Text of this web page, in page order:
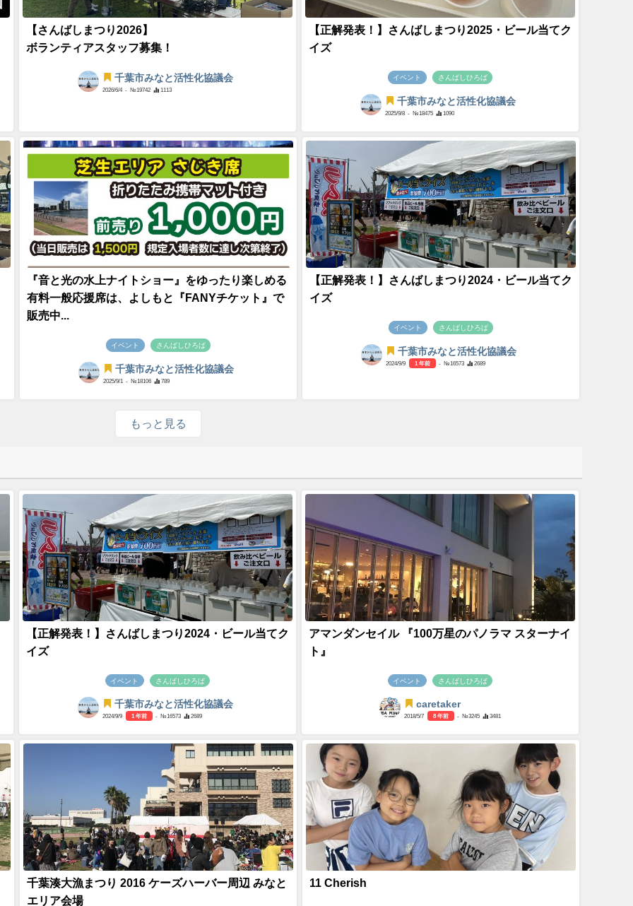
【さんばしまつり2026】
ボランティアスタッフ募集！
千葉市みなと活性化協議会
2026/6/4 - №19742 1113
【正解発表！】さんばしまつり2025・ビール当てク
イズ
イベント さんばしひろば
千葉市みなと活性化協議会
2025/9/8 - №18475 1090
『音と光の水上ナイトショー』をゆったり楽しめる
有料一般応援席は、よしもと『FANYチケット』で
販売中...
イベント さんばしひろば
千葉市みなと活性化協議会
2025/9/1 - №18106 789
【正解発表！】さんばしまつり2024・ビール当てク
イズ
イベント さんばしひろば
千葉市みなと活性化協議会
2024/9/9 1 年前 - №16573 2689
もっと見る
【正解発表！】さんばしまつり2024・ビール当てク
イズ
イベント さんばしひろば
千葉市みなと活性化協議会
2024/9/9 1 年前 - №16573 2689
アマンダンセイル 『100万星のパノラマ スターナイ
ト』
イベント さんばしひろば
caretaker
2018/5/7 8 年前 - №3245 3481
千葉湊大漁まつり 2016 ケーズハーバー周辺 みなと
エリア会場
11 Cherish